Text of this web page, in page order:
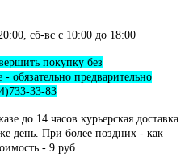
сб-вс с 10:00 до 18:00
покупку без
- обязательно предварительно
33-83
до 14 часов курьерская доставка
день. При более поздних - как
- 9 руб.